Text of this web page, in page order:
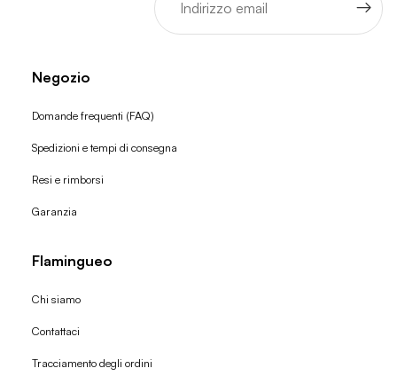
Negozio
Domande frequenti (FAQ)
Spedizioni e tempi di consegna
Resi e rimborsi
Garanzia
Flamingueo
Chi siamo
Contattaci
Tracciamento degli ordini